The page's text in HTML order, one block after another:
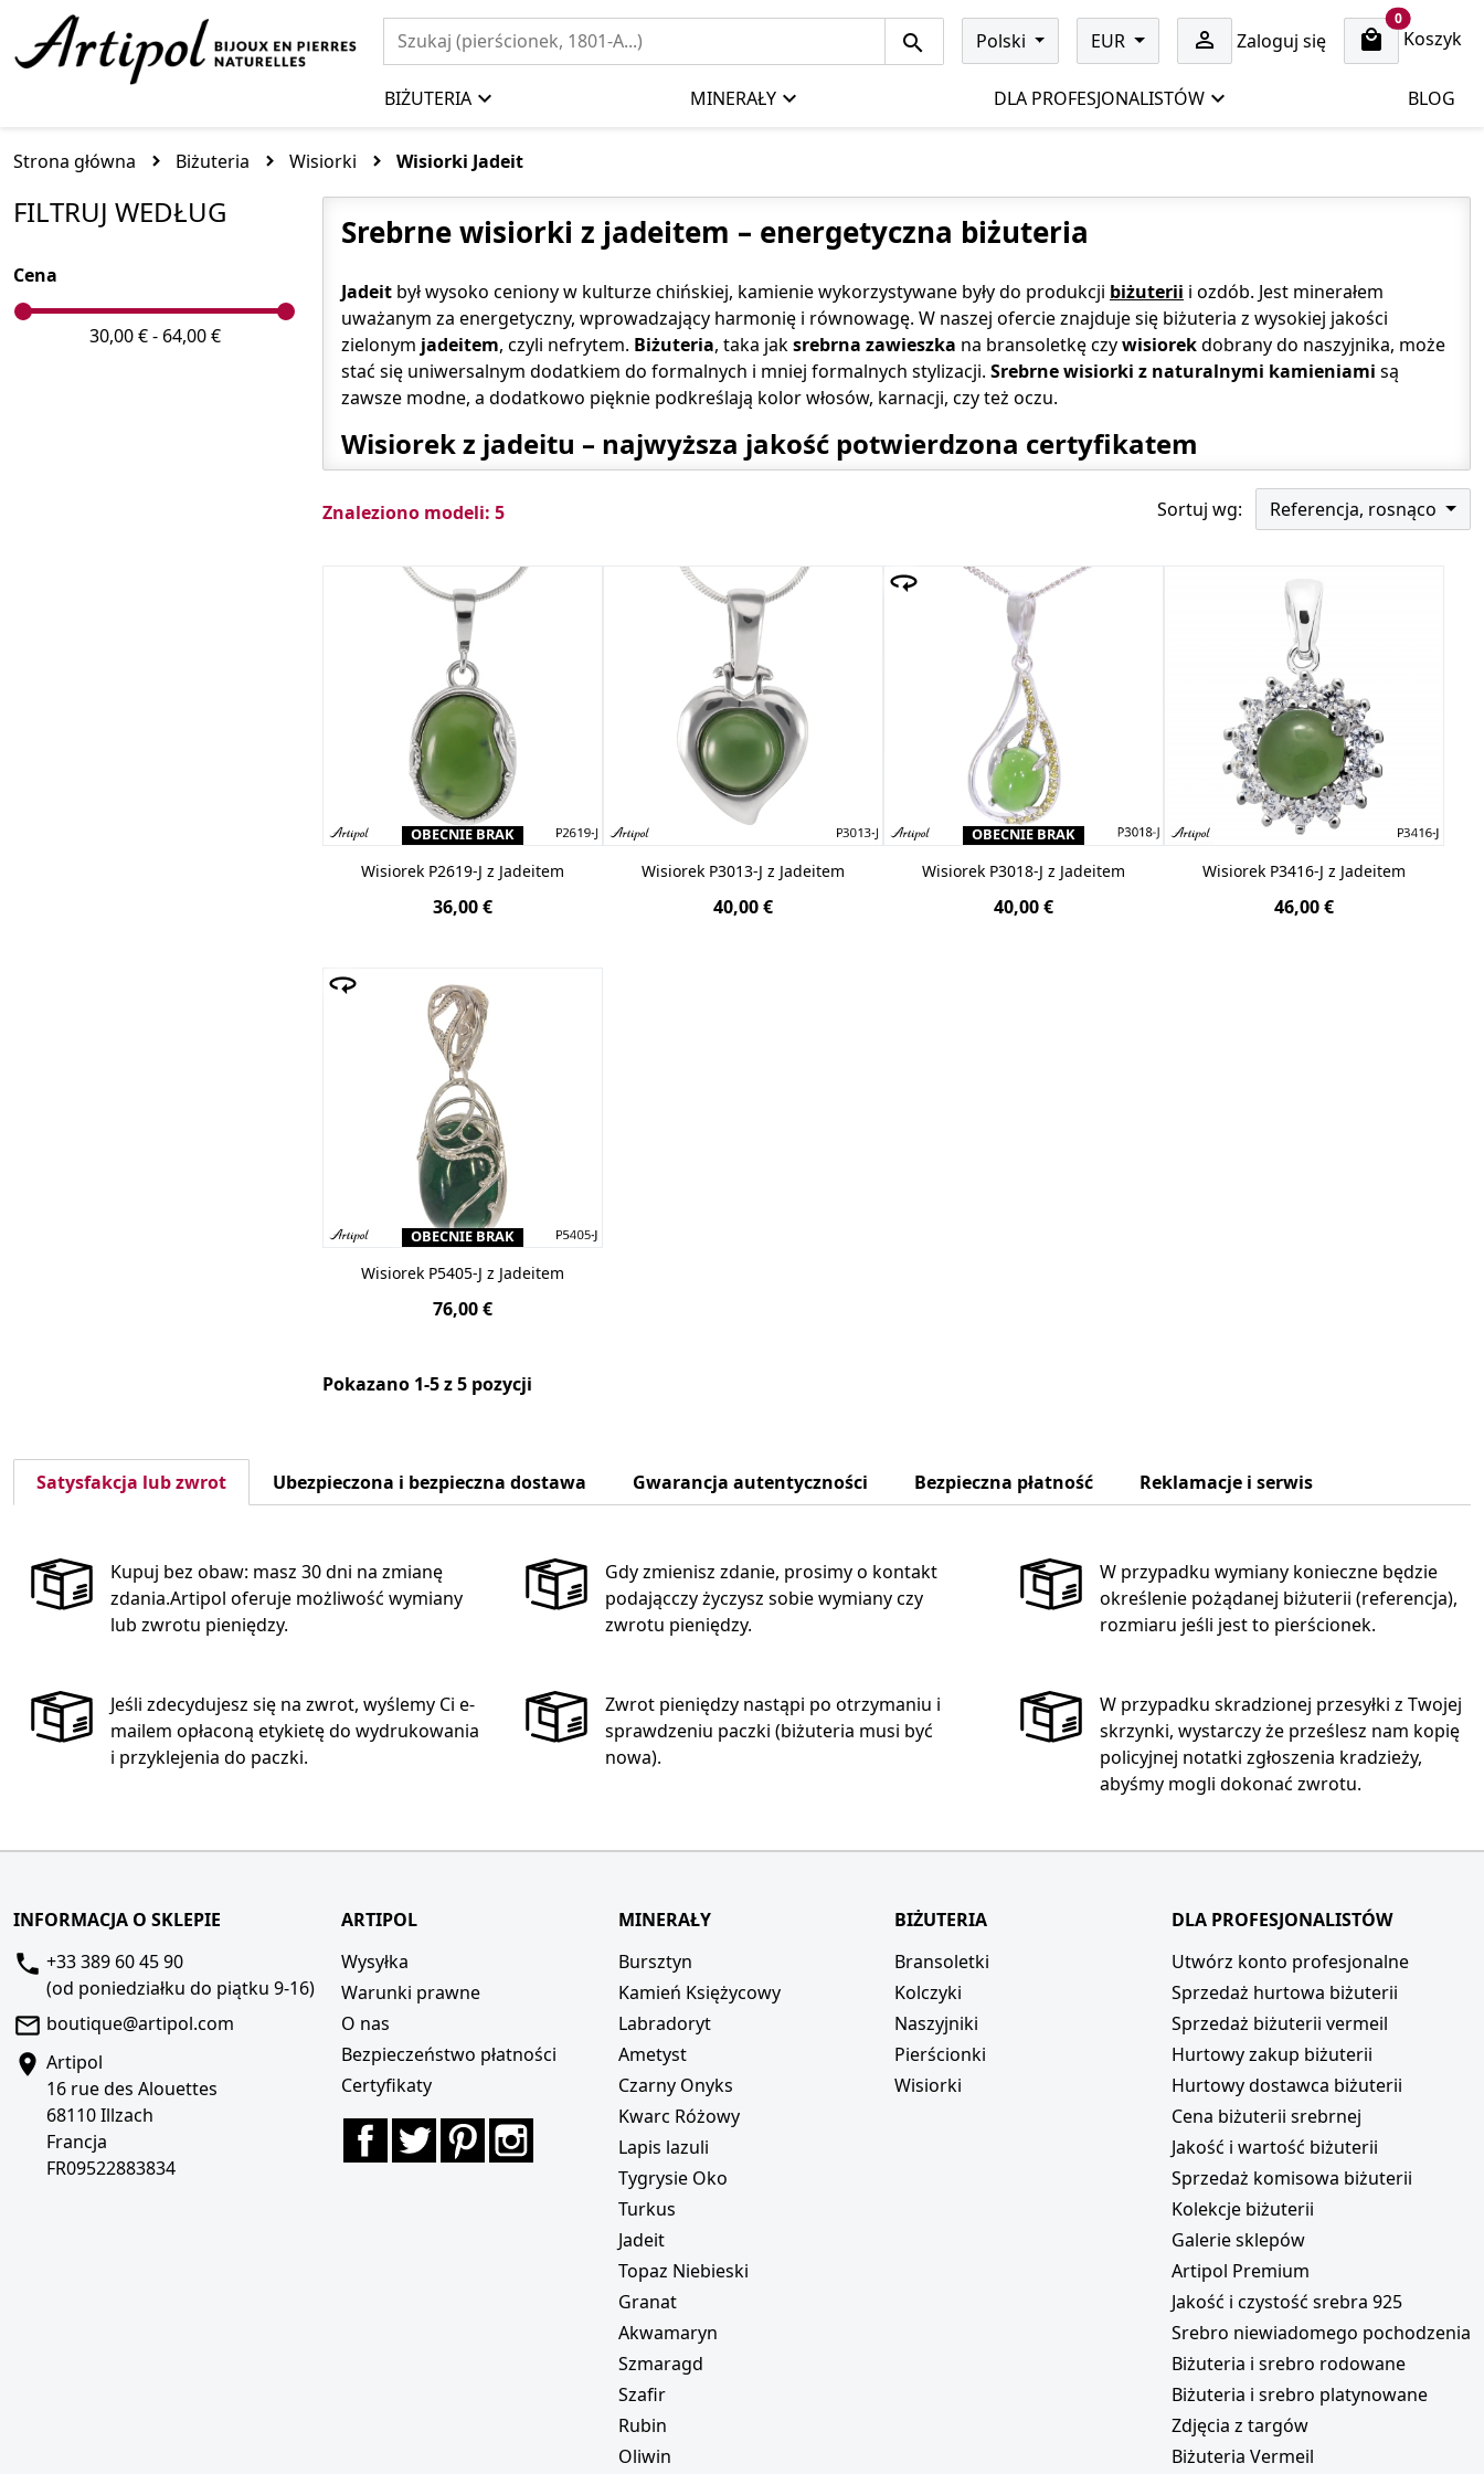
Polski EUR Zaloguj się 
0cart items
Koszyk
BIŻUTERIA MINERAŁY DLA PROFESJONALISTÓW BLOG
Strona główna Biżuteria Wisiorki Wisiorki Jadeit
FILTRUJ WEDŁUG
Cena
30,00 € - 64,00 €
Srebrne wisiorki z jadeitem – energetyczna biżuteria
Jadeit był wysoko ceniony w kulturze chińskiej, kamienie wykorzystywane były do produkcji biżuterii i ozdób. Jest minerałem
uważanym za energetyczny, wprowadzający harmonię i równowagę. W naszej ofercie znajduje się biżuteria z wysokiej jakości
zielonym jadeitem, czyli nefrytem. Biżuteria, taka jaksrebrna zawieszka na bransoletkę czywisiorekdobrany do naszyjnika, może
stać się uniwersalnym dodatkiem do formalnych i mniej formalnych stylizacji. Srebrne wisiorki z naturalnymi kamieniami są
zawsze modne, a dodatkowo pięknie podkreślają kolor włosów, karnacji, czy też oczu.
Wisiorek z jadeitu – najwyższa jakość potwierdzona certyfikatem
są wykonane z wysokiej jakości srebra 925, co jest potwierdzone
imiennikiem. Kamienie otoczone są rodowanym srebrem, które nie śniedzieje, a ponadto jest odpowiednie dla alergików. Sam
certyfikatem Instytutu Gemmologii w Lyonie i laboratorium w Monako.
Znaleziono modeli: 5 Sortuj wg: Referencja, rosnąco
OBECNIE BRAK
Wisiorek P2619-J z Jadeitem
36,00 €
Wisiorek P3013-J z Jadeitem
40,00 €
OBECNIE BRAK
Wisiorek P3018-J z Jadeitem
40,00 €
Wisiorek P3416-J z Jadeitem
46,00 €
OBECNIE BRAK
Wisiorek P5405-J z Jadeitem
76,00 €
Pokazano 1-5 z 5 pozycji
Satysfakcja lub zwrot Ubezpieczona i bezpieczna dostawa Gwarancja autentyczności Bezpieczna płatność Reklamacje i serwis
Kupuj bez obaw: masz 30 dni na zmianę
zdania.Artipol oferuje możliwość wymiany
lub zwrotu pieniędzy.
Gdy zmienisz zdanie, prosimy o kontakt
podającczy życzysz sobie wymiany czy
zwrotu pieniędzy.
W przypadku wymiany konieczne będzie
określenie pożądanej biżuterii (referencja),
rozmiaru jeśli jest to pierścionek.
Jeśli zdecydujesz się na zwrot, wyślemy Ci e-
mailem opłaconą etykietę do wydrukowania
i przyklejenia do paczki.
Zwrot pieniędzy nastąpi po otrzymaniu i
sprawdzeniu paczki (biżuteria musi być
nowa).
W przypadku skradzionej przesyłki z Twojej
skrzynki, wystarczy że prześlesz nam kopię
policyjnej notatki zgłoszenia kradzieży,
abyśmy mogli dokonać zwrotu.
INFORMACJA O SKLEPIE
+33 389 60 45 90
(od poniedziałku do piątku 9-16)
boutique@artipol.com
Artipol
16 rue des Alouettes
68110 Illzach
Francja
FR09522883834
ARTIPOL
Wysyłka
Warunki prawne
O nas
Bezpieczeństwo płatności
Certyfikaty
FacebookTwitterPinterest
MINERAŁY
Bursztyn
Kamień Księżycowy
Labradoryt
Ametyst
Czarny Onyks
Kwarc Różowy
Lapis lazuli
Tygrysie Oko
Turkus
Jadeit
Topaz Niebieski
Granat
Akwamaryn
Szmaragd
Szafir
Rubin
Oliwin
BIŻUTERIA
Bransoletki
Kolczyki
Naszyjniki
Pierścionki
Wisiorki
DLA PROFESJONALISTÓW
Utwórz konto profesjonalne
Sprzedaż hurtowa biżuterii
Sprzedaż biżuterii vermeil
Hurtowy zakup biżuterii
Hurtowy dostawca biżuterii
Cena biżuterii srebrnej
Jakość i wartość biżuterii
Sprzedaż komisowa biżuterii
Kolekcje biżuterii
Galerie sklepów
Artipol Premium
Jakość i czystość srebra 925
Srebro niewiadomego pochodzenia
Biżuteria i srebro rodowane
Biżuteria i srebro platynowane
Zdjęcia z targów
Biżuteria Vermeil